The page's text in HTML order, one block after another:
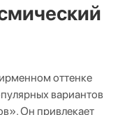
оттенке
вариантов
Он привлекает